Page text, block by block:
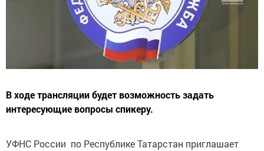
В ходе трансляции будет возможность задать
интересующие вопросы спикеру.
УФНС России по Республике Татарстан приглашает